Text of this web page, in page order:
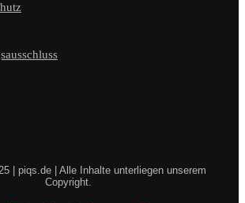
| piqs.de | Alle Inhalte unterliegen unserem
Copyright.